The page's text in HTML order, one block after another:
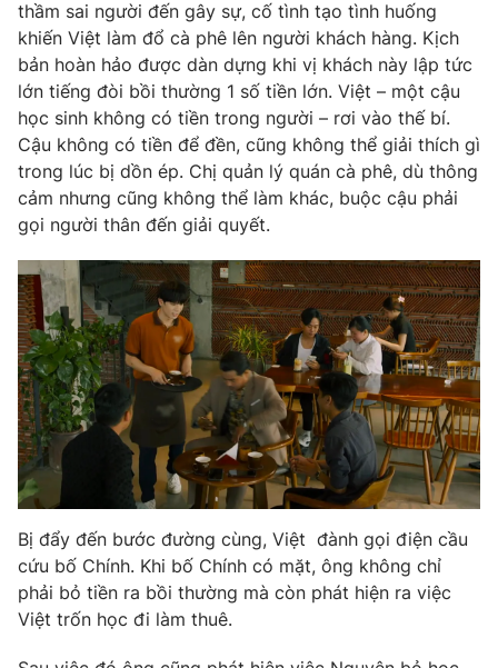
® Cấm sao chép dưới mọi hình thức nếu không có sự chấp
thuận bằng văn bản. Ghi rõ nguồn VTV.vn khi phát hành lại
thông tin từ website này.
thầm sai người đến gây sự, cố tình tạo tình huống
khiến Việt làm đổ cà phê lên người khách hàng. Kịch
bản hoàn hảo được dàn dựng khi vị khách này lập tức
lớn tiếng đòi bồi thường 1 số tiền lớn. Việt – một cậu
học sinh không có tiền trong người – rơi vào thế bí.
Cậu không có tiền để đền, cũng không thể giải thích gì
trong lúc bị dồn ép. Chị quản lý quán cà phê, dù thông
cảm nhưng cũng không thể làm khác, buộc cậu phải
gọi người thân đến giải quyết.
Bị đẩy đến bước đường cùng, Việt đành gọi điện cầu
cứu bố Chính. Khi bố Chính có mặt, ông không chỉ
phải bỏ tiền ra bồi thường mà còn phát hiện ra việc
Việt trốn học đi làm thuê.